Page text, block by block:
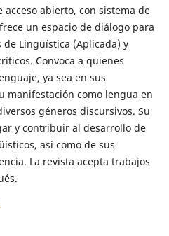
acceso abierto, con sistema de
un espacio de diálogo para
de Lingüística (Aplicada) y
Convoca a quienes
ya sea en sus
manifestación como lengua en
géneros discursivos. Su
y contribuir al desarrollo de
así como de sus
La revista acepta trabajos